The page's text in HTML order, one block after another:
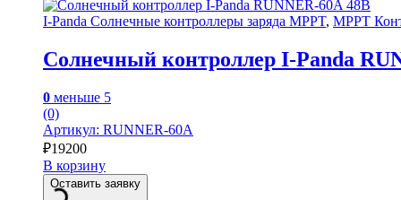
I-Panda Солнечные контроллеры заряда MPPT, MPPT
Солнечный контроллер I-Panda
0 меньше 5
(0)
Артикул: RUNNER-60A
₽19200
В корзину
Оставить заявку